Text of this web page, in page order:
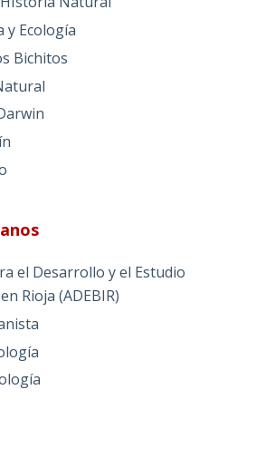
y Ecología
Bichitos
el Desarrollo y el Estudio
Rioja (ADEBIR)